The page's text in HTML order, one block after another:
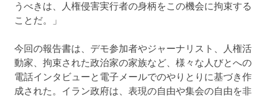
うべきは、人権侵害実行者の身柄をこの機会に拘束する
ことだ。」
今回の報告書は、デモ参加者やジャーナリスト、人権活
動家、拘束された政治家の家族など、様々な人びとへの
電話インタビューと電子メールでのやりとりに基づき作
成された。イラン政府は、表現の自由や集会の自由を非